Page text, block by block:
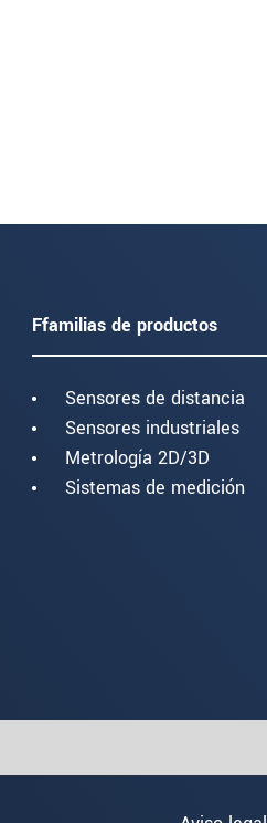
Ffamilias de productos
Sensores de distancia
Sensores industriales
Metrología 2D/3D
Sistemas de medición